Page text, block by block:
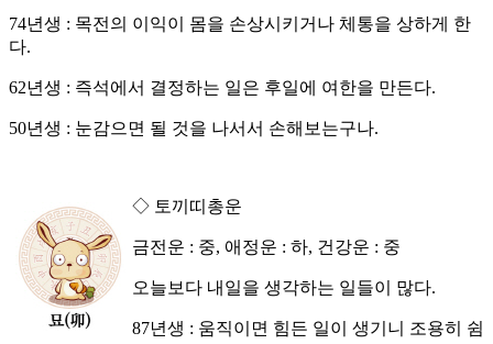
74년생 : 목전의 이익이 몸을 손상시키거나 체통을 상하게 한
다.
62년생 : 즉석에서 결정하는 일은 후일에 여한을 만든다.
50년생 : 눈감으면 될 것을 나서서 손해보는구나.
◇ 토끼띠총운
금전운 : 중, 애정운 : 하, 건강운 : 중
오늘보다 내일을 생각하는 일들이 많다.
87년생 : 움직이면 힘든 일이 생기니 조용히 쉼